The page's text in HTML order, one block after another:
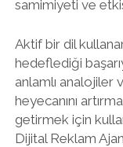
samimiyeti ve
Aktif bir dil
hedeflediği
anlamlı analojiler
heyecanını
getirmek için
Dijital Reklam